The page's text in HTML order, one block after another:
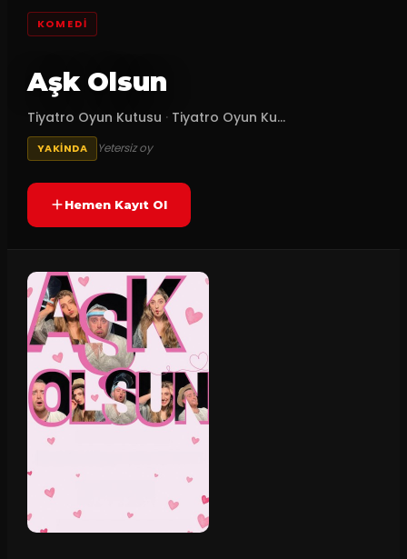
KOMEDI
Aşk Olsun
Tiyatro Oyun Kutusu · Tiyatro Oyun Ku...
YAKINDA Yetersiz oy
Hemen Kayıt Ol